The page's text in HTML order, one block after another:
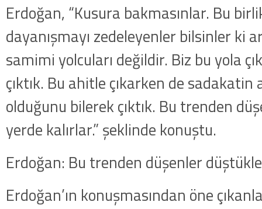
Erdoğan, “Kusura bakmasınlar. Bu
dayanışmayı zedeleyenler bilsinler ki
samimi yolcuları değildir. Biz bu yola
çıktık. Bu ahitle çıkarken de
olduğunu bilerek çıktık. Bu trenden
yerde kalırlar.” şeklinde konuştu.
Erdoğan: Bu trenden düşenler
Erdoğan’ın konuşmasından öne